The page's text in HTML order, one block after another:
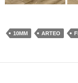
10MM ARTEO